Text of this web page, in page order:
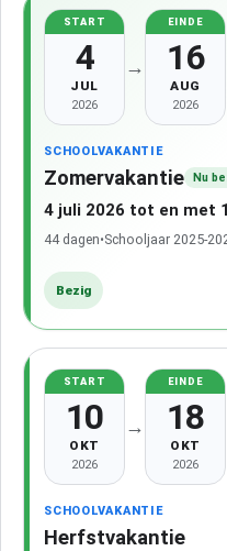
START
4
JUL
2026
→
EINDE
16
AUG
2026
SCHOOLVAKANTIE
Zomervakantie Nu
4 juli 2026 tot en met
44 dagen•Schooljaar 2025-
Bezig
START
10
OKT
2026
→
EINDE
18
OKT
2026
SCHOOLVAKANTIE
Herfstvakantie